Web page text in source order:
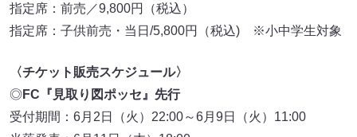
指定席：前売／9,800円（税込）
指定席：子供前売・当日/5,800円（税込) ※小中学生対象
〈チケット販売スケジュール〉
◎FC『見取り図ポッセ』先行
受付期間：6月2日（火）22:00～6月9日（火）11:00